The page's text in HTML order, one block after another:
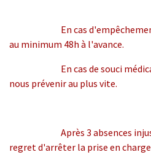
En cas
au minimum 48h à l'avance.
En cas de souci
nous prévenir au plus vite.
Après 3 absences
regret d'arrêter la prise en